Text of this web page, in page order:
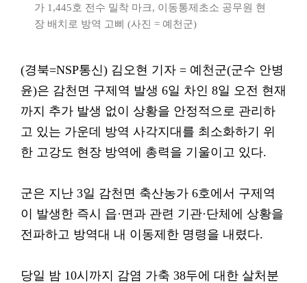
가 1,445호 전수 밀착 마크, 이동통제초소 공무원 현
장 배치로 방역 고삐 (사진 = 예천군)
(경북=NSP통신) 김오현 기자 = 예천군(군수 안병
윤)은 감천면 구제역 발생 6일 차인 8일 오전 현재
까지 추가 발생 없이 상황을 안정적으로 관리하
고 있는 가운데 방역 사각지대를 최소화하기 위
한 고강도 현장 방역에 총력을 기울이고 있다.
군은 지난 3일 감천면 축산농가 6호에서 구제역
이 발생한 즉시 읍·면과 관련 기관·단체에 상황을
전파하고 방역대 내 이동제한 명령을 내렸다.
당일 밤 10시까지 감염 가축 38두에 대한 살처분